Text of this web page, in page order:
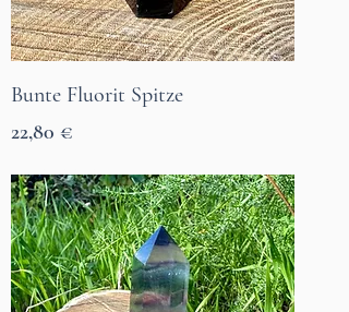
Bunte Fluorit Spitze
Prix
22,80 €